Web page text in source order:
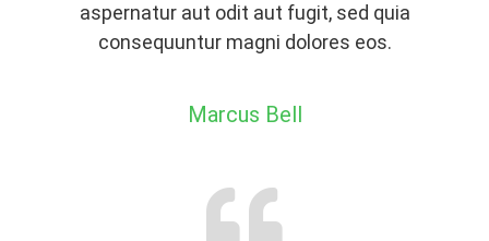
aspernatur aut odit aut fugit, sed quia
consequuntur magni dolores eos.
Marcus Bell